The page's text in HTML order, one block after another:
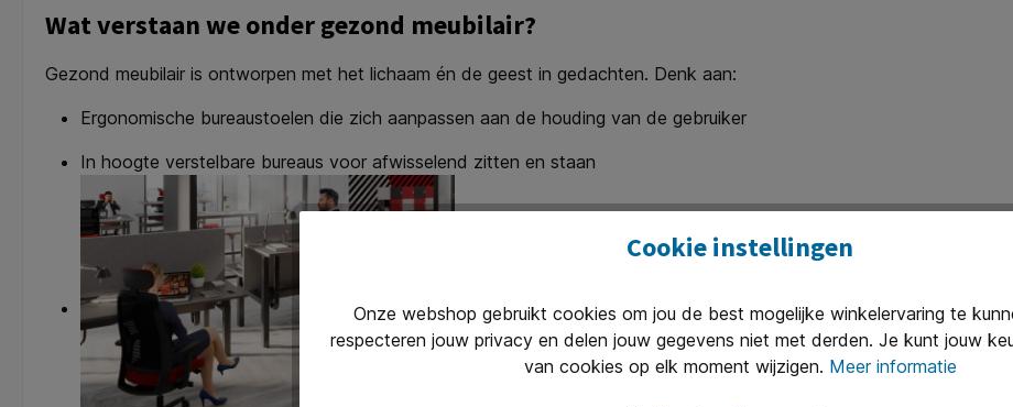
Wat verstaan we onder gezond meubilair?
Gezond meubilair is ontworpen met het lichaam én de geest in gedachten. Denk aan:
Ergonomische bureaustoelen die zich aanpassen aan de houding van de gebruiker
In hoogte verstelbare bureaus voor afwisselend zitten en staan
Cookie instellingen
Onze webshop gebruikt cookies om jou de best mogelijke winkelervaring te
respecteren jouw privacy en delen jouw gegevens niet met derden. Je kunt jouw
van cookies op elk moment wijzigen. Meer informatie